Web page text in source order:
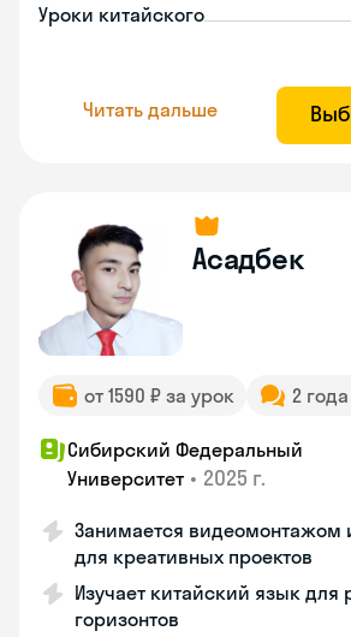
Уроки китайского
Читать дальше
Асадбек
от 1590 ₽ за урок 2
Сибирский Федеральный
Университет • 2025 г.
Занимается видеомонтажом
для креативных проектов
Изучает китайский язык
горизонтов